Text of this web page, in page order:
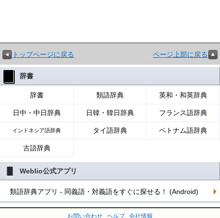
トップページに戻る ページ上部に戻る
辞書
辞書 類語辞典 英和・和英辞典
日中・中日辞典 日韓・韓日辞典 フランス語辞典
インドネシア語辞典 タイ語辞典 ベトナム語辞典
古語辞典
Weblio公式アプリ
類語辞典アプリ - 同義語・対義語をすぐに探せる！ (Android)
お問い合わせ ヘルプ 会社情報